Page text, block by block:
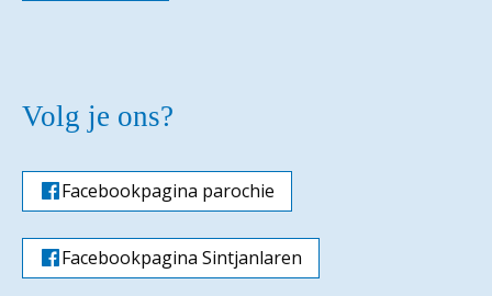
Volg je ons?
Facebookpagina parochie
Facebookpagina Sintjanlaren